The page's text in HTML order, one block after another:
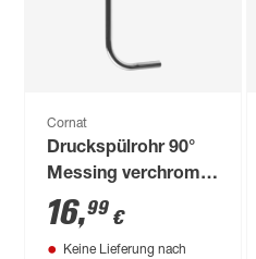
Cornat
Druckspülrohr 90°
Messing verchromt
Ø 26/28 x 200/600
mm
16,99 €
Keine Lieferung nach